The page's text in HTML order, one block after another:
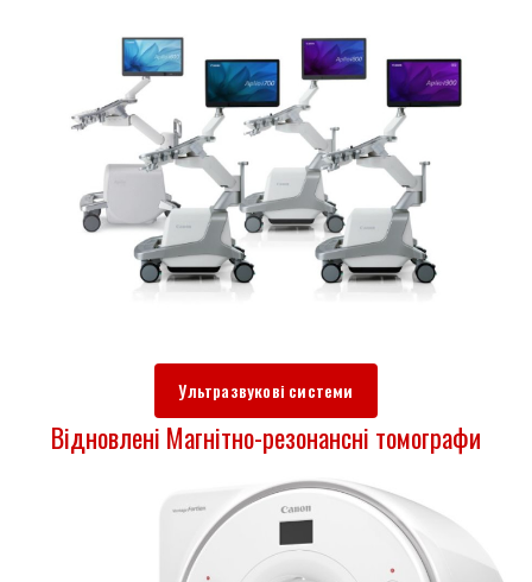
Ультразвукові системи
Відновлені Магнітно-резонансні томографи